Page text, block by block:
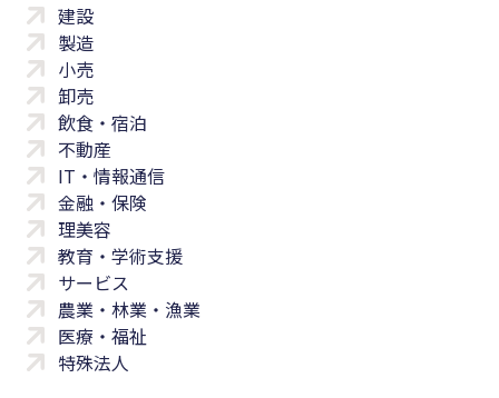
建設
製造
小売
卸売
飲食・宿泊
不動産
IT・情報通信
金融・保険
理美容
教育・学術支援
サービス
農業・林業・漁業
医療・福祉
特殊法人